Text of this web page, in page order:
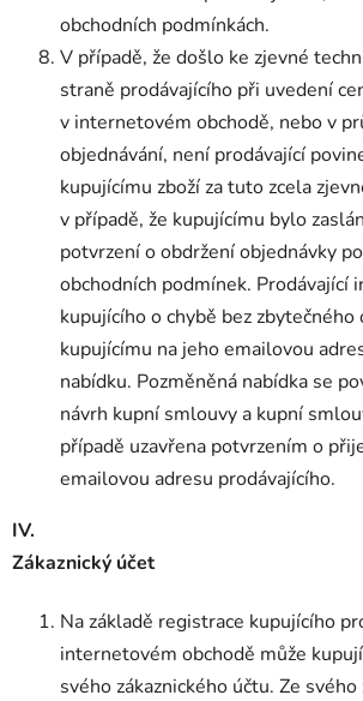
obchodních podmínkách.
V případě, že došlo ke zjevné
straně prodávajícího při uvedení
v internetovém obchodě, nebo v
objednávání, není prodávající
kupujícímu zboží za tuto zcela
v případě, že kupujícímu bylo
potvrzení o obdržení objednávky
obchodních podmínek. Prodávající
kupujícího o chybě bez zbytečného
kupujícímu na jeho emailovou
nabídku. Pozměněná nabídka se
návrh kupní smlouvy a kupní
případě uzavřena potvrzením o
emailovou adresu prodávajícího.
IV.
Zákaznický účet
Na základě registrace kupujícího
internetovém obchodě může
svého zákaznického účtu. Ze